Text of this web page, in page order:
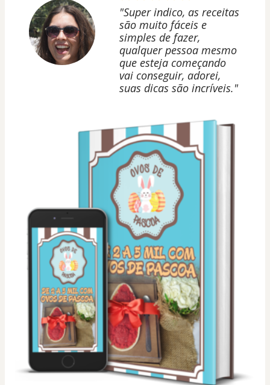
"Super indico, as receitas
são muito fáceis e
simples de fazer,
qualquer pessoa mesmo
que esteja começando
vai conseguir, adorei,
suas dicas são incríveis."